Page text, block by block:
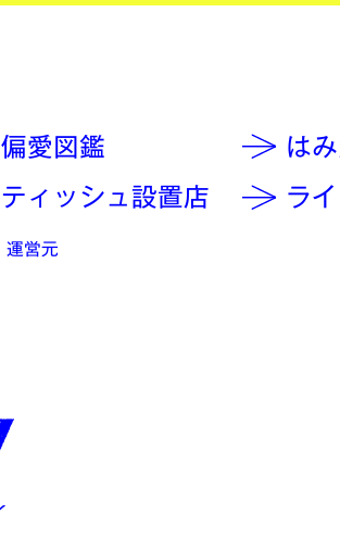
偏愛図鑑
は
ティッシュ設置店 ラ
運営元